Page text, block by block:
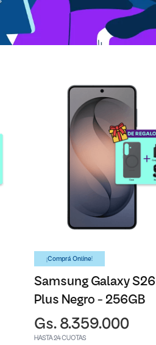
¡Comprá Online!
Samsung Galaxy S26
Plus Negro - 256GB
Gs. 8.359.000
HASTA 24 CUOTAS